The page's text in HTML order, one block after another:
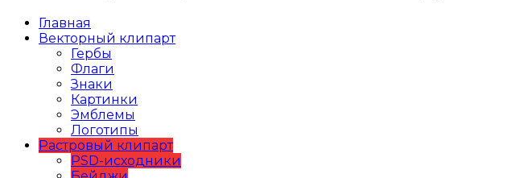
Главная
Векторный клипарт
Гербы
Флаги
Знаки
Картинки
Эмблемы
Логотипы
Растровый клипарт
PSD-исходники